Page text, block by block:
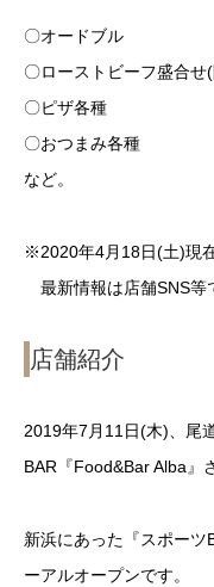
〇オードブル
〇ローストビーフ盛合せ
〇ピザ各種
〇おつまみ各種
など。
※2020年4月18日(土)現
最新情報は店舗SNS等
店舗紹介
2019年7月11日(木)、尾
BAR『Food&Bar Alba』
新浜にあった『スポーツ
ーアルオープンです。